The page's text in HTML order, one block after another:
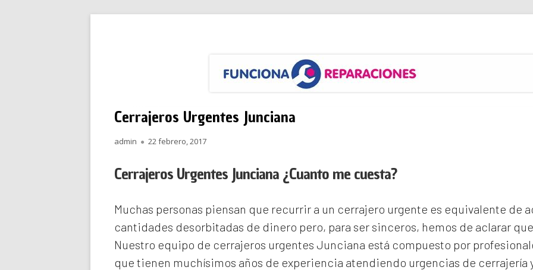
Cerrajeros Urgentes Junciana
Autor
admin
Publicado
22 febrero, 2017
Cerrajeros Urgentes Junciana ¿Cuanto me cuesta?
Muchas personas piensan que recurrir a un cerrajero urgente es equivalente de
cantidades desorbitadas de dinero pero, para ser sinceros, hemos de aclarar
Nuestro equipo de cerrajeros urgentes Junciana está compuesto por
que tienen muchísimos años de experiencia atendiendo urgencias de cerrajería